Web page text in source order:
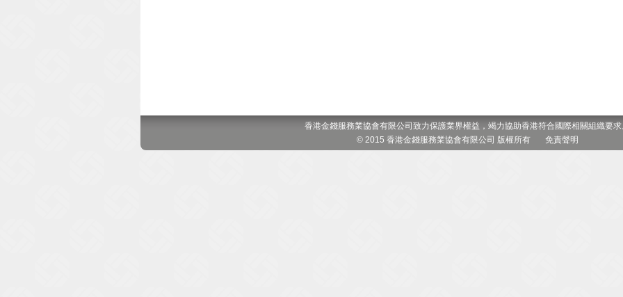
香港金錢服務業協會有限公司致力保護業界權益，竭力協助香港符合國際相關組織要
© 2015 香港金錢服務業協會有限公司 版權所有 免責聲明